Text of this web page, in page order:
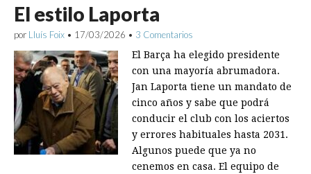
El estilo Laporta
por Lluís Foix • 17/03/2026 • 3 Comentarios
El Barça ha elegido presidente
con una mayoría abrumadora.
Jan Laporta tiene un mandato de
cinco años y sabe que podrá
conducir el club con los aciertos
y errores habituales hasta 2031.
Algunos puede que ya no
cenemos en casa. El equipo de